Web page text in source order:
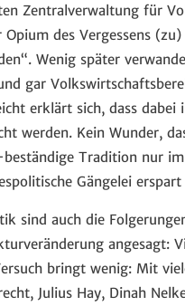
Zentralverwaltung für
des Vergessens
Wenig später
gar
erklärt sich, dass
werden. Kein Wunder,
Tradition nur
Gängelei erspart
sind auch die
angesagt:
bringt wenig: Mit
Julius Hay, Dinah